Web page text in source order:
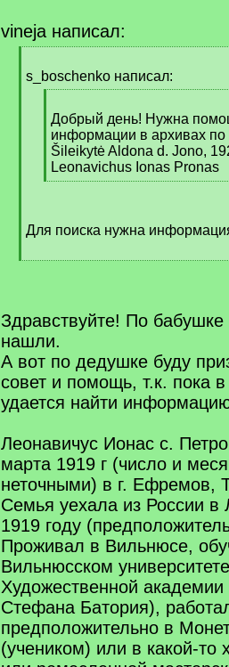
vineja написал:
q
s_boschenko написал:
q
]
Добрый день! Нужна
информации в архивах
Šileikytė Aldona d. Jono,
Leonavichus Ionas Pronas
[
Для поиска нужна
[
Здравствуйте! По
нашли.
А вот по дедушке буду
совет и помощь, т.к. пока
удается найти
Леонавичус Ионас с.
марта 1919 г (число и
неточными) в г. Ефремов,
Семья уехала из России в
1919 году
Проживал в Вильнюсе,
Вильнюсском
Художественной академии
Стефана Батория),
предположительно в
(учеником) или в какой-то